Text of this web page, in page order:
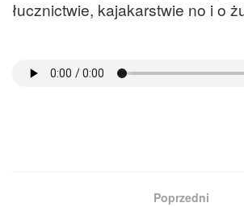
łucznictwie, kajakarstwie no i o
Poprzedni